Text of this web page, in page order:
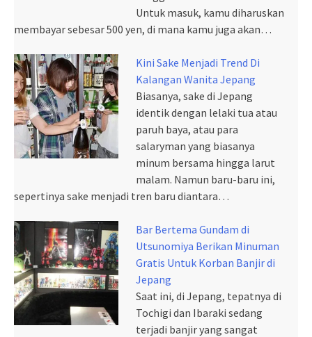
Untuk masuk, kamu diharuskan
membayar sebesar 500 yen, di mana kamu juga akan…
Kini Sake Menjadi Trend Di
Kalangan Wanita Jepang
Biasanya, sake di Jepang
identik dengan lelaki tua atau
paruh baya, atau para
salaryman yang biasanya
minum bersama hingga larut
malam. Namun baru-baru ini,
sepertinya sake menjadi tren baru diantara…
Bar Bertema Gundam di
Utsunomiya Berikan Minuman
Gratis Untuk Korban Banjir di
Jepang
Saat ini, di Jepang, tepatnya di
Tochigi dan Ibaraki sedang
terjadi banjir yang sangat